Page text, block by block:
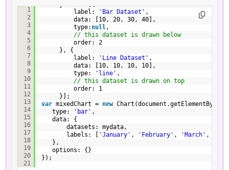
1
2
3
4
5
6
7
8
9
10
11
12
13
14
15
16
17
18
19
20
21
var mydata = [{
label:
'Bar Dataset' ,
data: [10, 20, 30, 40],
type: null,
// this dataset is drawn below
order: 2
}, {
label:
'Line Dataset' ,
data: [10, 10, 10, 10],
type:
'line' ,
// this dataset is drawn on top
order: 1
}];
var mixedChart = new Chart(document.getElementById(
type:
'bar' ,
data: {
datasets: mydata,
labels: [
'January' , 'February' , 'March' ,
},
options: {}
});